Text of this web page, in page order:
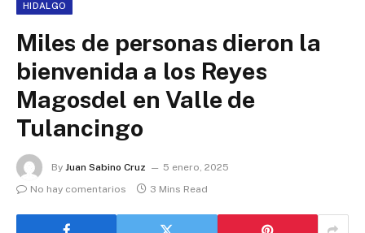
HIDALGO
Miles de personas dieron la
bienvenida a los Reyes
Magosdel en Valle de
Tulancingo
By Juan Sabino Cruz
5 enero, 2025
No hay comentarios
3 Mins Read